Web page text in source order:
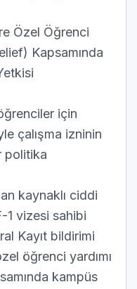
Özel Öğrenci
Kapsamında
için
çalışma izninin
politika
kaynaklı ciddi
1 vizesi sahibi
Kayıt bildirimi
öğrenci yardımı
kampüs